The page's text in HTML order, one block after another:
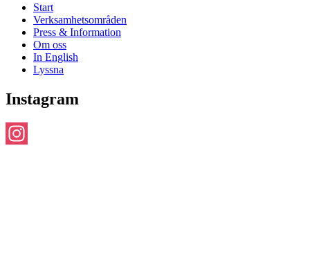
Start
Verksamhetsområden
Press & Information
Om oss
In English
Lyssna
Instagram